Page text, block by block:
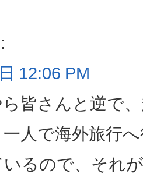
12:06 PM
皆さんと逆で
人で海外旅行
いるので、それ